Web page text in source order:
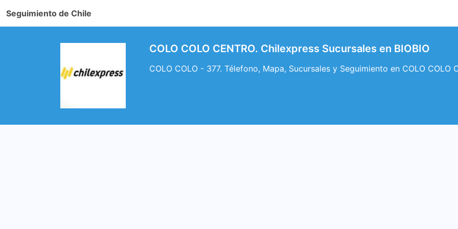
Seguimiento de Chile
COLO COLO CENTRO. Chilexpress Sucursales en BIOBIO
COLO COLO - 377. Télefono, Mapa, Sucursales y Seguimiento en COLO COLO